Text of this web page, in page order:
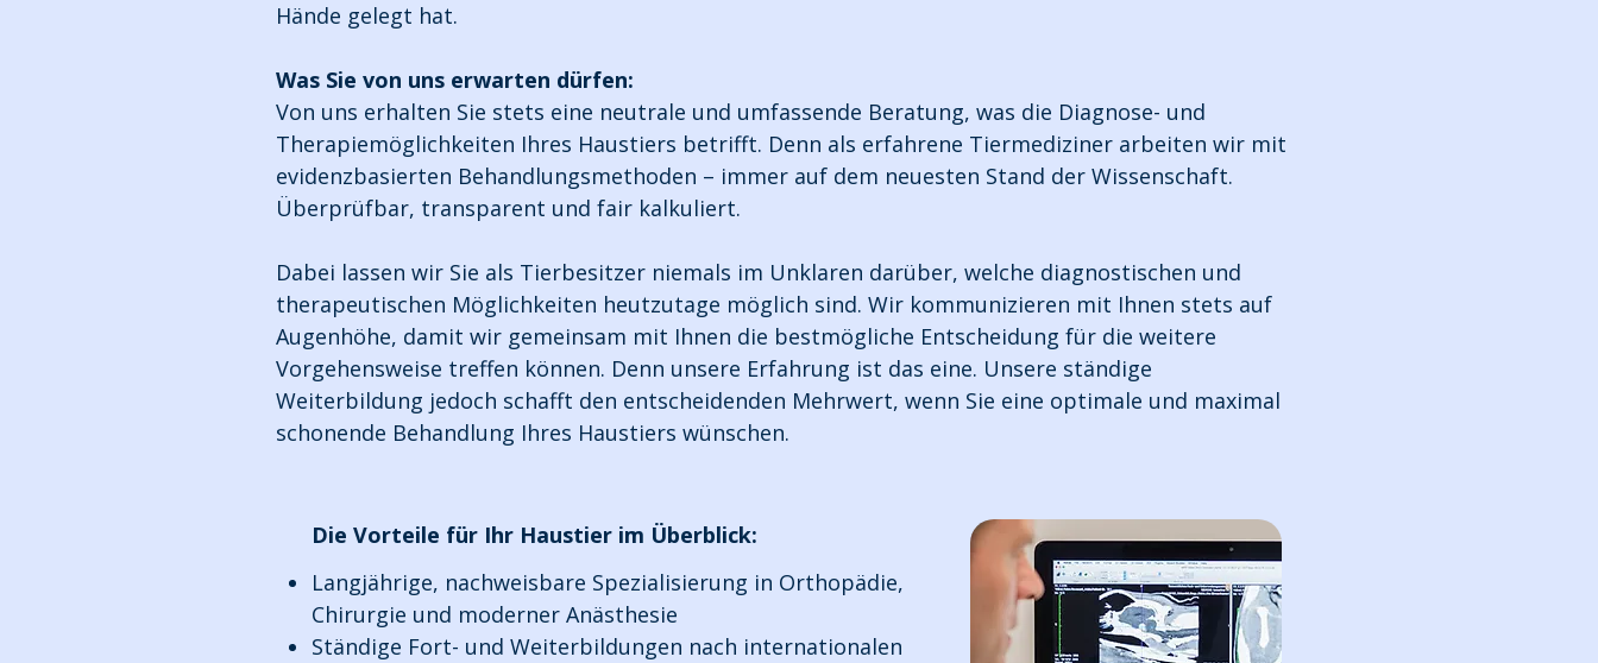
Hände gelegt hat.
Was Sie von uns erwarten dürfen:
Von uns erhalten Sie stets eine neutrale und umfassende Beratung, was die Diagnose- und
Therapiemöglichkeiten Ihres Haustiers betrifft. Denn als erfahrene Tiermediziner arbeiten wir mit
evidenzbasierten Behandlungsmethoden – immer auf dem neuesten Stand der Wissenschaft.
Überprüfbar, transparent und fair kalkuliert.
Dabei lassen wir Sie als Tierbesitzer niemals im Unklaren darüber, welche diagnostischen und
therapeutischen Möglichkeiten heutzutage möglich sind. Wir kommunizieren mit Ihnen stets auf
Augenhöhe, damit wir gemeinsam mit Ihnen die bestmögliche Entscheidung für die weitere
Vorgehensweise treffen können. Denn unsere Erfahrung ist das eine. Unsere ständige
Weiterbildung jedoch schafft den entscheidenden Mehrwert, wenn Sie eine optimale und maximal
schonende Behandlung Ihres Haustiers wünschen.
Die Vorteile für Ihr Haustier im Überblick:
Langjährige, nachweisbare Spezialisierung in Orthopädie,
Chirurgie und moderner Anästhesie
Ständige Fort- und Weiterbildungen nach internationalen